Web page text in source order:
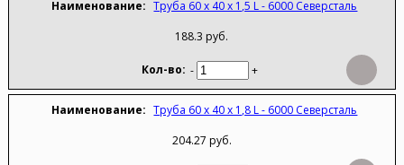
Труба 60 х 40 х 1,5 L - 6000 Северсталь
188.3 руб.
- +
Труба 60 х 40 х 1,8 L - 6000 Северсталь
204.27 руб.